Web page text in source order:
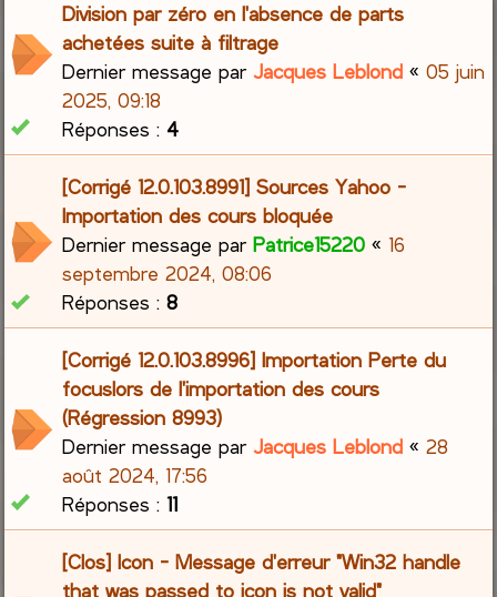
Division par zéro en l'absence de parts
achetées suite à filtrage
Dernier message parJacques Leblond «05 juin
2025, 09:18
Réponses : 4
[Corrigé 12.0.103.8991] Sources Yahoo -
Importation des cours bloquée
Dernier message parPatrice15220 « 16
septembre 2024, 08:06
Réponses :8
[Corrigé 12.0.103.8996] Importation Perte du
focuslors de l'importation des cours
(Régression 8993)
Dernier message parJacques Leblond «28
août 2024, 17:56
Réponses :11
[Clos] Icon - Message d'erreur "Win32 handle
that was passed to icon is not valid"